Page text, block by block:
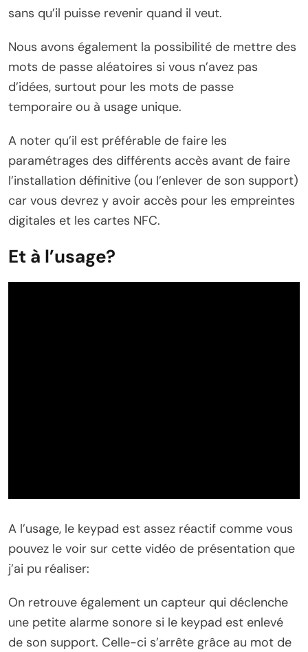
sans qu’il puisse revenir quand il veut.
Nous avons également la possibilité de mettre des
mots de passe aléatoires si vous n’avez pas
d’idées, surtout pour les mots de passe
temporaire ou à usage unique.
A noter qu’il est préférable de faire les
paramétrages des différents accès avant de faire
l’installation définitive (ou l’enlever de son support)
car vous devrez y avoir accès pour les empreintes
digitales et les cartes NFC.
Et à l’usage?
A l’usage, le keypad est assez réactif comme vous
pouvez le voir sur cette vidéo de présentation que
j’ai pu réaliser:
On retrouve également un capteur qui déclenche
une petite alarme sonore si le keypad est enlevé
de son support. Celle-ci s’arrête grâce au mot de